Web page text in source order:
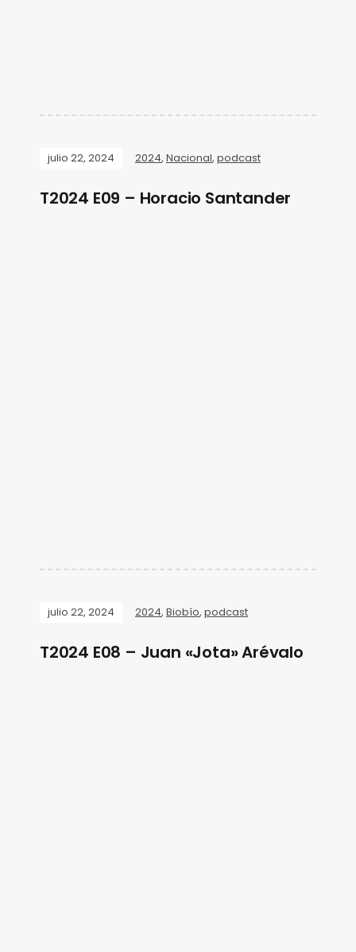
julio 22, 2024 2024, Nacional, podcast
T2024 E09 – Horacio Santander
julio 22, 2024 2024, Biobío, podcast
T2024 E08 – Juan «Jota» Arévalo